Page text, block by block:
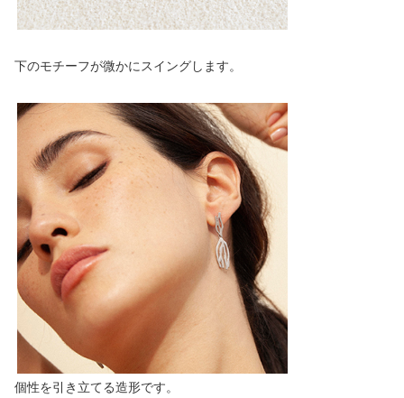
下のモチーフが微かにスイングします。
個性を引き立てる造形です。